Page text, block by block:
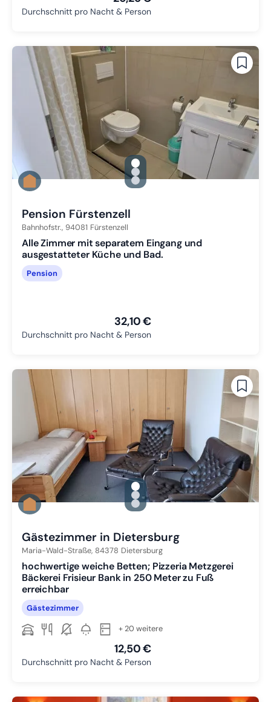
Durchschnitt pro Nacht & Person
gallery.slide_selector
Zu Slide 1 wechseln
Zu Slide 2 wechseln
Zu Slide 3 wechseln
Pension Fürstenzell
Bahnhofstr., 94081 Fürstenzell
Alle Zimmer mit separatem Eingang und
ausgestatteter Küche und Bad.
Pension
32,10 €
Durchschnitt pro Nacht & Person
gallery.slide_selector
Zu Slide 1 wechseln
Zu Slide 2 wechseln
Zu Slide 3 wechseln
Gästezimmer in Dietersburg
Maria-Wald-Straße, 84378 Dietersburg
hochwertige weiche Betten; Pizzeria Metzgerei
Bäckerei Frisieur Bank in 250 Meter zu Fuß
erreichbar
Gästezimmer
+ 20 weitere
12,50 €
Durchschnitt pro Nacht & Person